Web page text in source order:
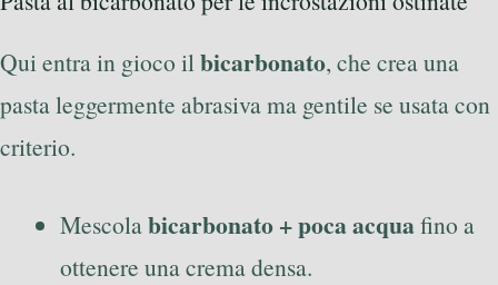
Qui entra in gioco ilbicarbonato, che crea una
pasta leggermente abrasiva ma gentile se usata con
criterio.
Mescolabicarbonato + poca acquafino a
ottenere una crema densa.